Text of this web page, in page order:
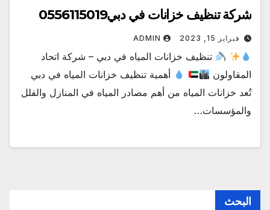
شركة تنظيف خزانات في دبي0556115019
فبراير 15, 2023 ADMIN
تنظيف خزانات المياه في دبي – شركة اتحاد
المقاولون
أهمية تنظيف خزانات المياه في دبي
تُعد خزانات المياه من أهم مصادر المياه في المنازل والفلل
والمؤسسات…
البحث